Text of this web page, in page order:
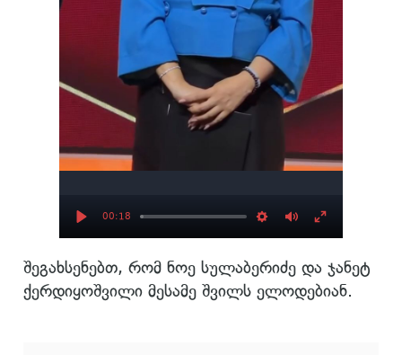
Play
00:18
Settings
MuteEnter
შეგახსენებთ, რომ ნოე სულაბერიძე და ჯანეტ
ქერდიყოშვილი მესამე შვილს ელოდებიან.